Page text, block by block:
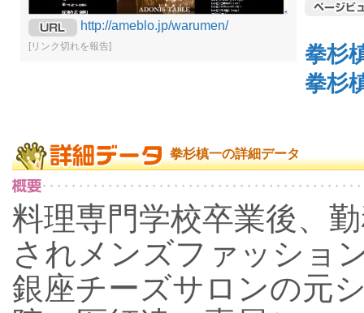
http://ameblo.jp/warumen/
[リンク切れを報告]
拳杉
拳杉
拳杉槙一の詳細データ
料理専門学校卒業後、
されメンズファッショ
銀座チーズサロンの元